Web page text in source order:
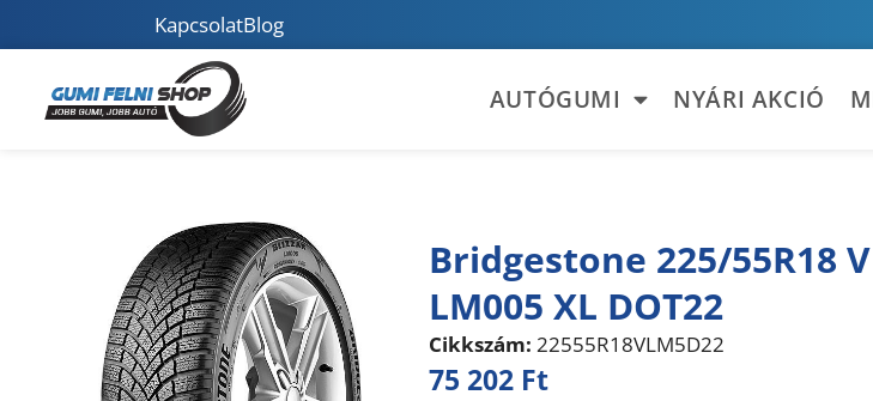
KapcsolatBlog
AUTÓGUMI NYÁRI AKCIÓ
Bridgestone 225/55R18 V
LM005 XL DOT22
Cikkszám: 22555R18VLM5D22
75 202 Ft